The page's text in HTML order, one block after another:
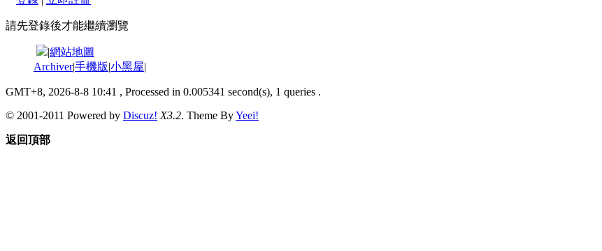
請先登錄後才能繼續瀏覽
|網站地圖
Archiver|手機版|小黑屋|
GMT+8, 2026-8-8 10:41 , Processed in 0.005341 second(s), 1 queries .
© 2001-2011 Powered by Discuz! X3.2. Theme ByYeei!
返回頂部